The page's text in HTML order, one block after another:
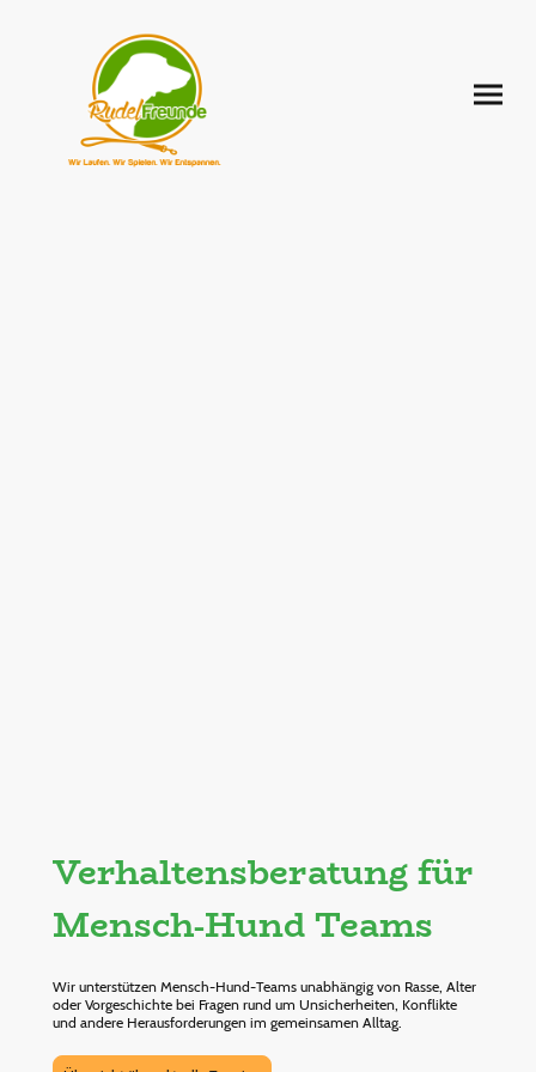
Verhaltensberatung für
Mensch-Hund Teams
Wir unterstützen Mensch-Hund-Teams unabhängig von Rasse, Alter
oder Vorgeschichte bei Fragen rund um Unsicherheiten, Konflikte
und andere Herausforderungen im gemeinsamen Alltag.